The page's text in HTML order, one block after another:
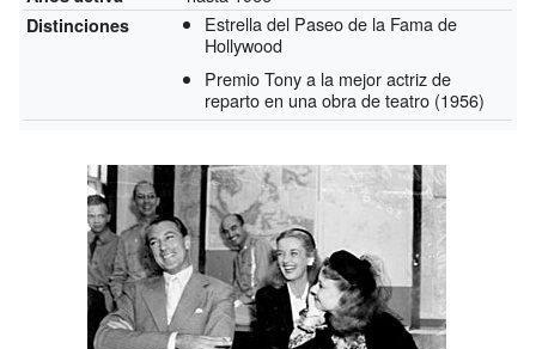
Distinciones
Estrella del Paseo de la Fama de
Hollywood
Premio Tony a la mejor actriz de
reparto en una obra de teatro (1956)